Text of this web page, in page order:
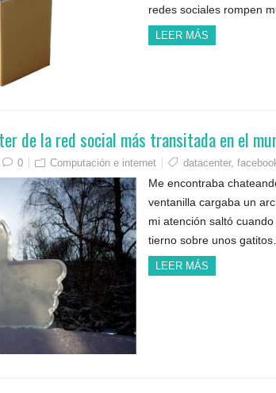
redes sociales rompen
LEER MÁS
de la red social más transitada en el
0 Computación e internet datacenter,
Me encontraba
ventanilla cargaba un
mi atención saltó
tierno sobre unos
LEER MÁS